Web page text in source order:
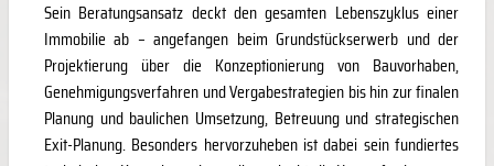
Sein Beratungsansatz deckt den gesamten Lebenszyklus einer
Immobilie ab – angefangen beim Grundstückserwerb und der
Projektierung über die Konzeptionierung von Bauvorhaben,
Genehmigungsverfahren und Vergabestrategien bis hin zur finalen
Planung und baulichen Umsetzung, Betreuung und strategischen
Exit-Planung. Besonders hervorzuheben ist dabei sein fundiertes